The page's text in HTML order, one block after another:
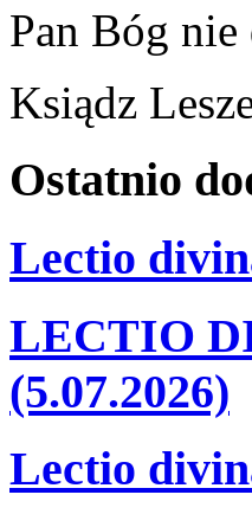
Pan Bóg nie
Ksiądz
Ostatnio
Lectio
LECTIO
(5.07.2026)
Lectio